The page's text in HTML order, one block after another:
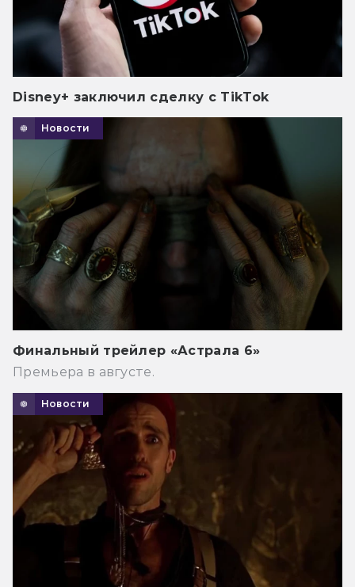
Disney+ заключил сделку с TikTok
Новости
Финальный трейлер «Астрала 6»
Премьера в августе.
Новости